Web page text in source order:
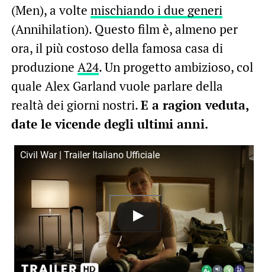
(Men), a volte mischiando i due generi
(Annihilation). Questo film è, almeno per
ora, il più costoso della famosa casa di
produzione A24. Un progetto ambizioso, col
quale Alex Garland vuole parlare della
realtà dei giorni nostri.E a ragion veduta,
date le vicende degli ultimi anni.
Civil War | Trailer Italiano Ufficiale